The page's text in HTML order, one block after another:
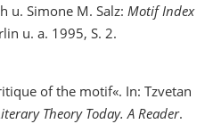
u. Simone M. Salz: Motif Index
u. a. 1995, S. 2.
of the motif«. In: Tzvetan
Theory Today. A Reader.